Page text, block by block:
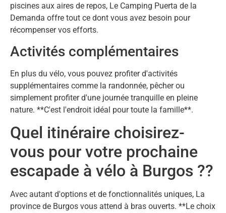
piscines aux aires de repos, Le Camping Puerta de la
Demanda offre tout ce dont vous avez besoin pour
récompenser vos efforts.
Activités complémentaires
En plus du vélo, vous pouvez profiter d'activités
supplémentaires comme la randonnée, pêcher ou
simplement profiter d'une journée tranquille en pleine
nature. **C'est l'endroit idéal pour toute la famille**.
Quel itinéraire choisirez-
vous pour votre prochaine
escapade à vélo à Burgos ??
Avec autant d'options et de fonctionnalités uniques, La
province de Burgos vous attend à bras ouverts. **Le choix